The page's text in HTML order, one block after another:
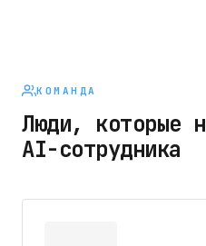
КОМАНДА
Люди, которые
AI-сотрудника